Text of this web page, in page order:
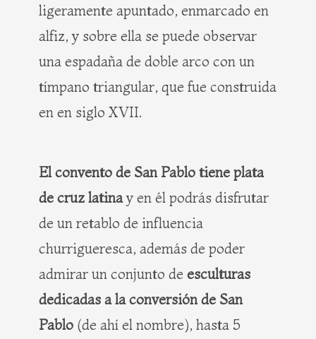
ligeramente apuntado, enmarcado en
alfiz, y sobre ella se puede observar
una espadaña de doble arco con un
tímpano triangular, que fue construida
en en siglo XVII.
El convento de San Pablo tiene plata
de cruz latinay en él podrás disfrutar
de un retablo de influencia
churrigueresca, además de poder
admirar un conjunto de esculturas
dedicadas a la conversión de San
Pablo (de ahí el nombre), hasta 5